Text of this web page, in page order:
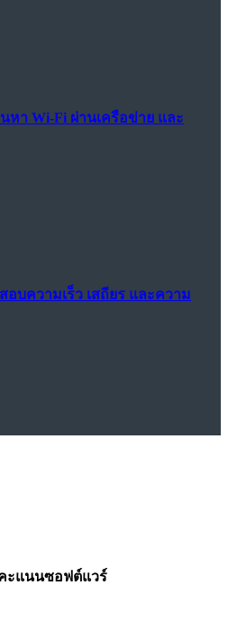
หา Wi-Fi ผ่านเครือข่าย และ
อบความเร็ว เสถียร และความ
ะแนนซอฟต์แวร์